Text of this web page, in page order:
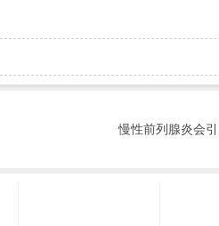
慢性前列腺炎会